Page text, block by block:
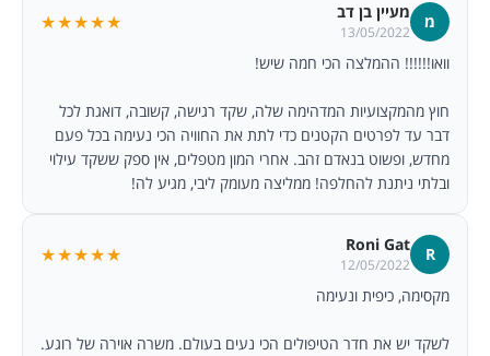
מ מעיין בן דב
13/05/2022
★★★★★
וואו!!!!!! ההמלצה הכי חמה שיש!
חוץ מהמקצועיות המדהימה שלה, שקד רגישה, קשובה, דואגת לכל
דבר עד לפרטים הקטנים כדי לתת את החוויה הכי נעימה בכל פעם
מחדש, ופשוט בנאדם זהב. אחרי המון מטפלים, אין ספק ששקד עילוי
ובלתי ניתנת להחלפה! ממליצה מעומק ליבי, מגיע לה!
R
Roni Gat
12/05/2022
★★★★★
מקסימה, כיפית ונעימה
לשקד יש את חדר הטיפולים הכי נעים בעולם. משרה אוירה של רוגע.